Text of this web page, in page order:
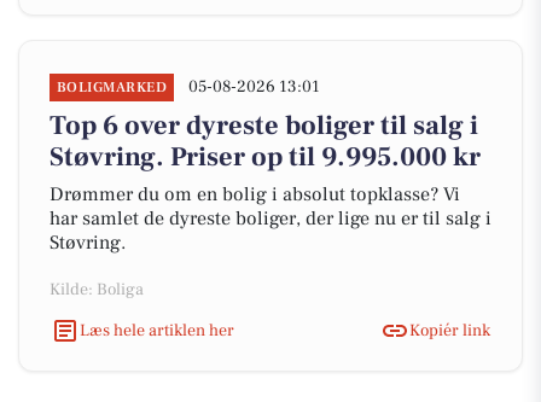
BOLIGMARKED 05-08-2026 13:01
Top 6 over dyreste boliger til salg i
Støvring. Priser op til 9.995.000 kr
Drømmer du om en bolig i absolut topklasse? Vi
har samlet de dyreste boliger, der lige nu er til salg i
Støvring.
Kilde: Boliga
Læs hele artiklen her
Kopiér link